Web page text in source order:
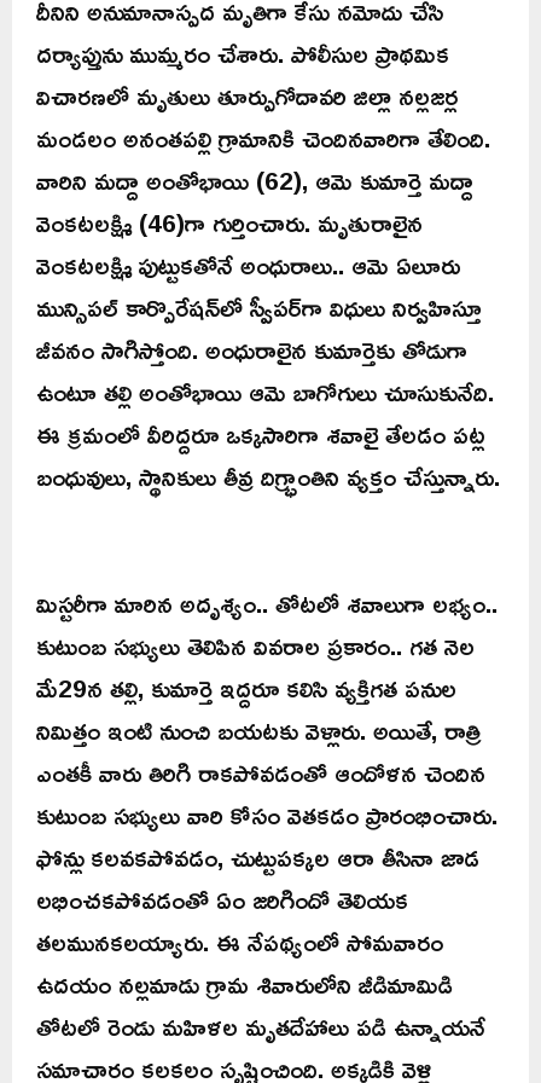
దీనిని అనుమానాస్పద మృతిగా కేసు నమోదు చేసి
దర్యాప్తును ముమ్మరం చేశారు. పోలీసుల ప్రాథమిక
విచారణలో మృతులు తూర్పుగోదావరి జిల్లా నల్లజర్ల
మండలం అనంతపల్లి గ్రామానికి చెందినవారిగా తేలింది.
వారిని మద్దా అంతోభాయి (62), ఆమె కుమార్తె మద్దా
వెంకటలక్ష్మి (46)గా గుర్తించారు. మృతురాలైన
వెంకటలక్ష్మి పుట్టుకతోనే అంధురాలు.. ఆమె ఏలూరు
మున్సిపల్ కార్పొరేషన్‌లో స్వీపర్‌గా విధులు నిర్వహిస్తూ
జీవనం సాగిస్తోంది. అంధురాలైన కుమార్తెకు తోడుగా
ఉంటూ తల్లి అంతోభాయి ఆమె బాగోగులు చూసుకునేది.
ఈ క్రమంలో వీరిద్దరూ ఒక్కసారిగా శవాలై తేలడం పట్ల
బంధువులు, స్థానికులు తీవ్ర దిగ్భ్రాంతిని వ్యక్తం చేస్తున్నారు.
మిస్టరీగా మారిన అదృశ్యం.. తోటలో శవాలుగా లభ్యం..
కుటుంబ సభ్యులు తెలిపిన వివరాల ప్రకారం.. గత నెల
మే29న తల్లి, కుమార్తె ఇద్దరూ కలిసి వ్యక్తిగత పనుల
నిమిత్తం ఇంటి నుంచి బయటకు వెళ్లారు. అయితే, రాత్రి
ఎంతకీ వారు తిరిగి రాకపోవడంతో ఆందోళన చెందిన
కుటుంబ సభ్యులు వారి కోసం వెతకడం ప్రారంభించారు.
ఫోన్లు కలవకపోవడం, చుట్టుపక్కల ఆరా తీసినా జాడ
లభించకపోవడంతో ఏం జరిగిందో తెలియక
తలమునకలయ్యారు. ఈ నేపథ్యంలో సోమవారం
ఉదయం నల్లమాడు గ్రామ శివారులోని జీడిమామిడి
తోటలో రెండు మహిళల మృతదేహాలు పడి ఉన్నాయనే
సమాచారం కలకలం సృష్టించింది. అక్కడికి వెళ్లి